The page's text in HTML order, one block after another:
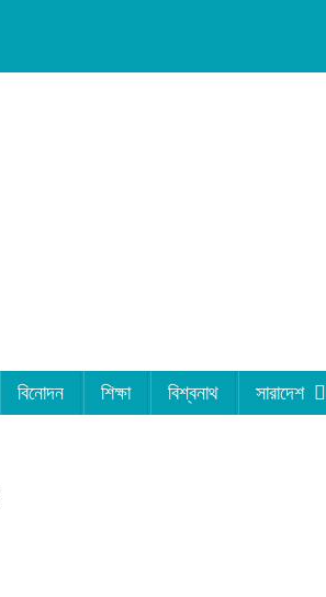
বিনোদন শিক্ষা বিশ্বনাথ সারাদেশ